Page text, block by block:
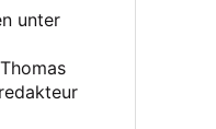
unter